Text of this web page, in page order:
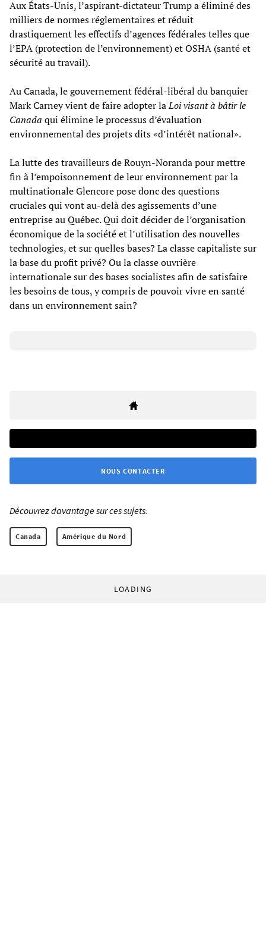
Aux États-Unis, l’aspirant-dictateur Trump a éliminé des
milliers de normes réglementaires et réduit
drastiquement les effectifs d’agences fédérales telles que
l’EPA (protection de l’environnement) et OSHA (santé et
sécurité au travail).
Au Canada, le gouvernement fédéral-libéral du banquier
Mark Carney vient de faire adopter laLoi visant à bâtir le
Canada qui élimine le processus d’évaluation
environnemental des projets dits «d’intérêt national».
La lutte des travailleurs de Rouyn-Noranda pour mettre
fin à l’empoisonnement de leur environnement par la
multinationale Glencore pose donc des questions
cruciales qui vont au-delà des agissements d’une
entreprise au Québec. Qui doit décider de l’organisation
économique de la société et l’utilisation des nouvelles
technologies, et sur quelles bases? La classe capitaliste sur
la base du profit privé? Ou la classe ouvrière
internationale sur des bases socialistes afin de satisfaire
les besoins de tous, y compris de pouvoir vivre en santé
dans un environnement sain?
NOUS CONTACTER
Découvrez davantage sur ces sujets:
Canada Amérique du Nord
LOADING